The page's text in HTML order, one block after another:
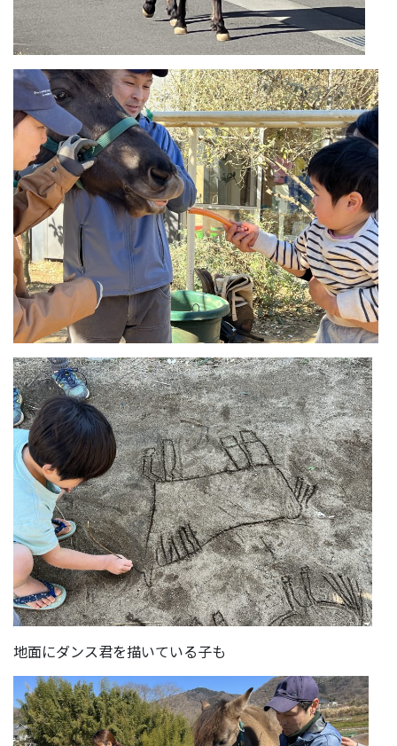
地面にダンス君を描いている子も